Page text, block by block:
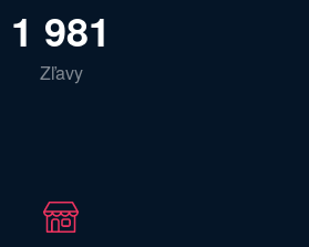
1 981
Zľavy